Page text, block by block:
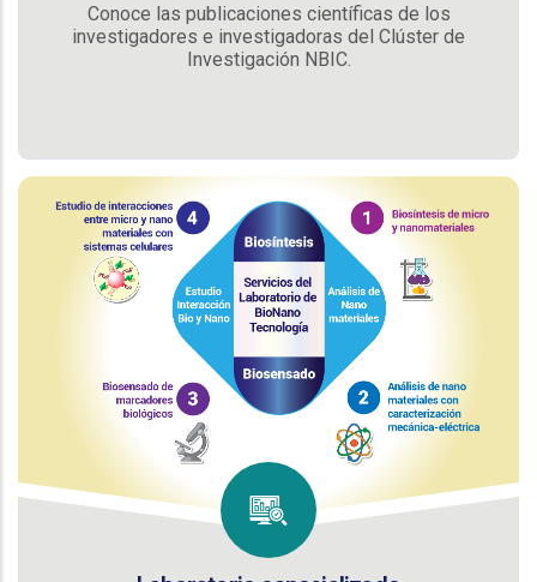
Conoce las publicaciones científicas de los
investigadores e investigadoras del Clúster de
Investigación NBIC.